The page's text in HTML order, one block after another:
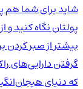
شاید برای شما هم
پولتان نگاه کنید و
بیشتر از صبر کردن
گرفتن دارایی‌های